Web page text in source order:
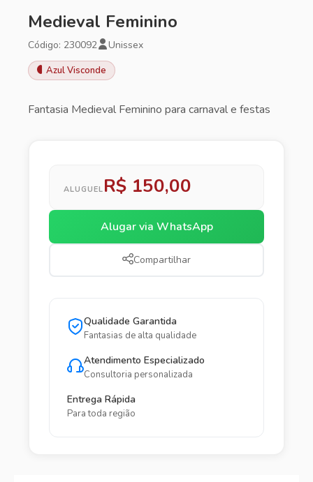
Medieval Feminino
Código: 230092 Unissex
Azul Visconde
Fantasia Medieval Feminino para carnaval e festas
ALUGUEL R$ 150,00
Alugar via WhatsApp
Compartilhar
Qualidade Garantida
Fantasias de alta qualidade
Atendimento Especializado
Consultoria personalizada
Entrega Rápida
Para toda região